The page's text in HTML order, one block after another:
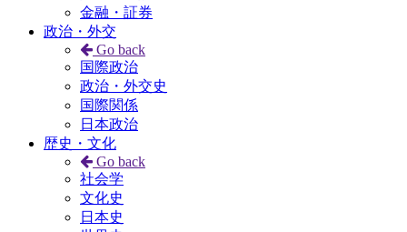
金融・証券
政治・外交
Go back
国際政治
政治・外交史
国際関係
日本政治
歴史・文化
Go back
社会学
文化史
日本史